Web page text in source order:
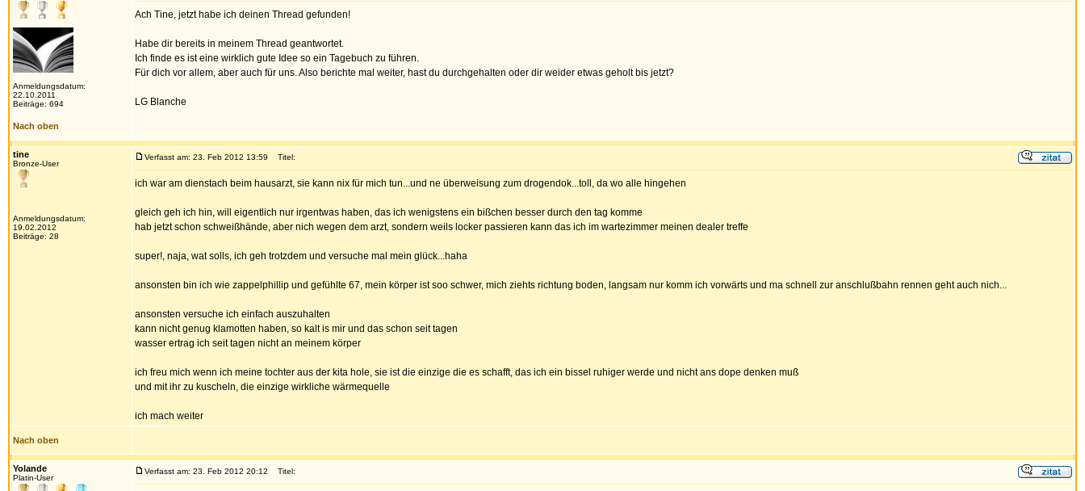
Anmeldungsdatum:
22.10.2011
Beiträge: 694
Ach Tine, jetzt habe ich deinen Thread gefunden!
Habe dir bereits in meinem Thread geantwortet.
Ich finde es ist eine wirklich gute Idee so ein Tagebuch zu führen.
Für dich vor allem, aber auch für uns. Also berichte mal weiter, hast du durchgehalten oder dir weider etwas geholt bis jetzt?
LG Blanche
Nach oben
tine
Bronze-User
Anmeldungsdatum:
19.02.2012
Beiträge: 28
Verfasst am: 23. Feb 2012 13:59 Titel:
ich war am dienstach beim hausarzt, sie kann nix für mich tun...und ne überweisung zum drogendok...toll, da wo alle hingehen
gleich geh ich hin, will eigentlich nur irgentwas haben, das ich wenigstens ein bißchen besser durch den tag komme
hab jetzt schon schweißhände, aber nich wegen dem arzt, sondern weils locker passieren kann das ich im wartezimmer meinen dealer treffe
super!, naja, wat solls, ich geh trotzdem und versuche mal mein glück...haha
ansonsten bin ich wie zappelphillip und gefühlte 67, mein körper ist soo schwer, mich ziehts richtung boden, langsam nur komm ich vorwärts und ma schnell zur anschlußbahn rennen geht auch nich...
ansonsten versuche ich einfach auszuhalten
kann nicht genug klamotten haben, so kalt is mir und das schon seit tagen
wasser ertrag ich seit tagen nicht an meinem körper
ich freu mich wenn ich meine tochter aus der kita hole, sie ist die einzige die es schafft, das ich ein bissel ruhiger werde und nicht ans dope denken muß
und mit ihr zu kuscheln, die einzige wirkliche wärmequelle
ich mach weiter
Nach oben
Yolande
Platin-User
Verfasst am: 23. Feb 2012 20:12 Titel: